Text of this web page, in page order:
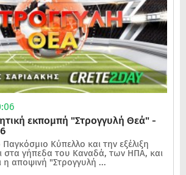
εκπομπή "Στρογγυλή Θεά" -
Κύπελλο και την εξέλιξη
στα γήπεδα του Καναδά, των ΗΠΑ, και
η αποψινή "Στρογγυλή ...